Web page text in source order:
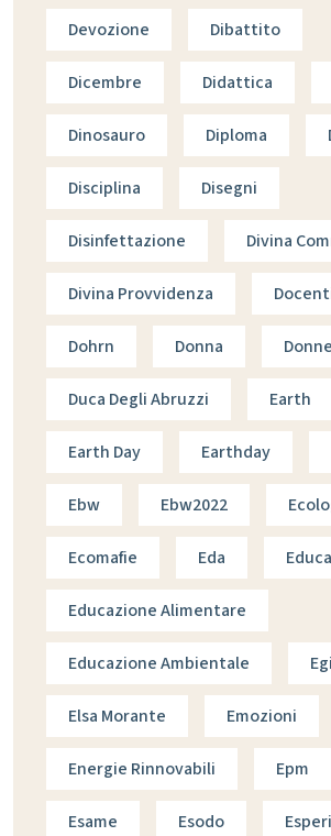
Devozione Dibattito
Dicembre Didattica
Dinosauro Diploma
Disciplina Disegni
Disinfettazione Divina
Divina Provvidenza
Dohrn Donna Donne
Duca Degli Abruzzi Earth
Earth Day Earthday
Ebw Ebw2022
Ecomafie Eda
Educazione Alimentare
Educazione Ambientale
Elsa Morante Emozioni
Energie Rinnovabili Epm
Esame Esodo